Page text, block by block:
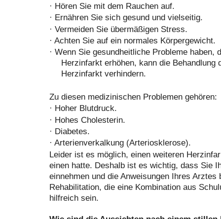
· Hören Sie mit dem Rauchen auf.
· Ernähren Sie sich gesund und vielseitig.
· Vermeiden Sie übermäßigen Stress.
· Achten Sie auf ein normales Körpergewicht.
· Wenn Sie gesundheitliche Probleme haben,
Herzinfarkt erhöhen, kann die Behandlung
Herzinfarkt verhindern.
Zu diesen medizinischen Problemen gehören:
· Hoher Blutdruck.
· Hohes Cholesterin.
· Diabetes.
· Arterienverkalkung (Arteriosklerose).
Leider ist es möglich, einen weiteren
einen hatte. Deshalb ist es wichtig, dass Sie
einnehmen und die Anweisungen Ihres Arztes
Rehabilitation, die eine Kombination aus
hilfreich sein.